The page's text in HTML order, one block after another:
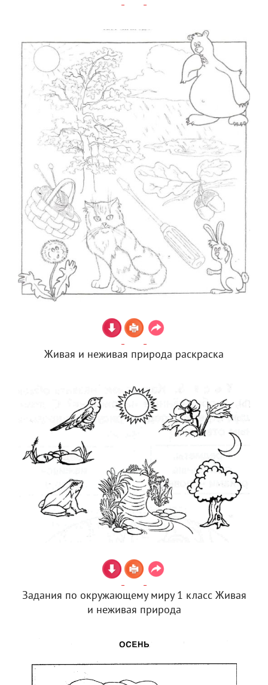
Живая и неживая природа раскраска
Задания по окружающему миру 1 класс Живая
и неживая природа